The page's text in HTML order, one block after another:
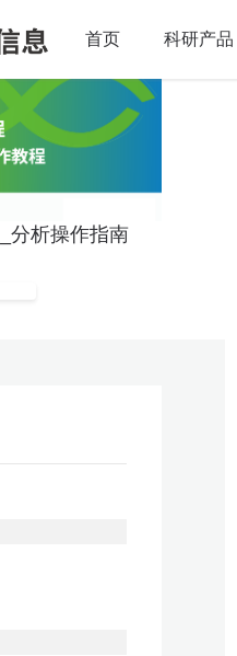
首页 科研产品
分析操作指南